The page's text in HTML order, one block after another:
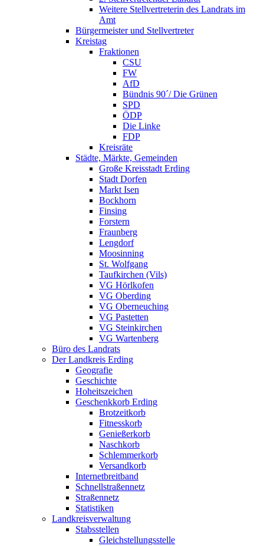
Weitere Stellvertreterin des Landrats im
Amt
Bürgermeister und Stellvertreter
Kreistag
Fraktionen
CSU
FW
AfD
Bündnis 90´/ Die Grünen
SPD
ÖDP
Die Linke
FDP
Kreisräte
Städte, Märkte, Gemeinden
Große Kreisstadt Erding
Stadt Dorfen
Markt Isen
Bockhorn
Finsing
Forstern
Fraunberg
Lengdorf
Moosinning
St. Wolfgang
Taufkirchen (Vils)
VG Hörlkofen
VG Oberding
VG Oberneuching
VG Pastetten
VG Steinkirchen
VG Wartenberg
Büro des Landrats
Der Landkreis Erding
Geografie
Geschichte
Hoheitszeichen
Geschenkkorb Erding
Brotzeitkorb
Fitnesskorb
Genießerkorb
Naschkorb
Schlemmerkorb
Versandkorb
Internetbreitband
Schnellstraßennetz
Straßennetz
Statistiken
Landkreisverwaltung
Stabsstellen
Gleichstellungsstelle